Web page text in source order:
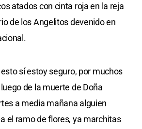
atados con cinta roja en la reja
de los Angelitos devenido en
sí estoy seguro, por muchos
de la muerte de Doña
a media mañana alguien
el ramo de flores, ya marchitas